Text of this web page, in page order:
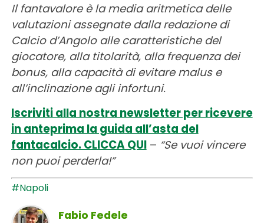
Il fantavalore è la media aritmetica delle
valutazioni assegnate dalla redazione di
Calcio d’Angolo alle caratteristiche del
giocatore, alla titolarità, alla frequenza dei
bonus, alla capacità di evitare malus e
all’inclinazione agli infortuni.
Iscriviti alla nostra newsletter per ricevere
in anteprima la guida all’asta del
fantacalcio. CLICCA QUI– “Se vuoi vincere
non puoi perderla!”
#Napoli
Fabio Fedele